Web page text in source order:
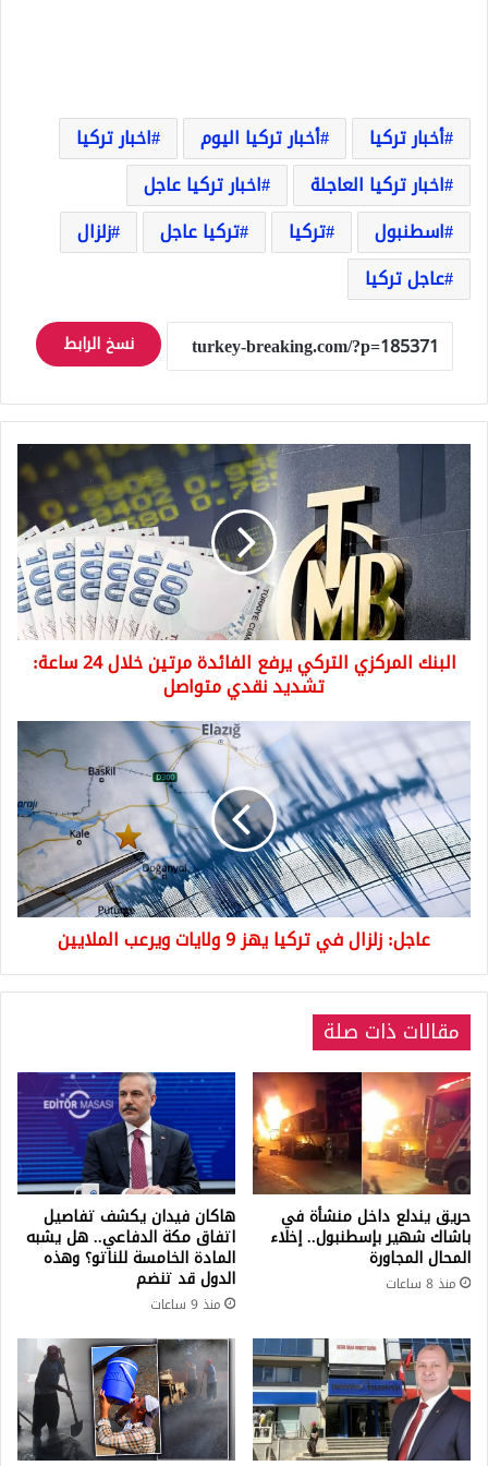
أخبار تركيا أخبار تركيا اليوم
اخبار تركيا
اخبار تركيا العاجلة
اخبار تركيا عاجل
اسطنبول
تركيا تركيا عاجل
زلزال
عاجل تركيا
نسخ الرابط
البنك
المركزي
يرفع
الفائدة
مرتين
خلال
24
ساعة:
تشديد
البنك المركزي التركي يرفع الفائدة مرتين خلال 24 ساعة:
تشديد نقدي متواصل
زلزال
تركيا
يهز
9
ولايات
ويرعب
الملايين
عاجل: زلزال في تركيا يهز 9 ولايات ويرعب الملايين
مقالات ذات صلة
حريق يندلع داخل منشأة في
باشاك شهير بإسطنبول.. إخلاء
المحال المجاورة
منذ 8 ساعات
هاكان فيدان يكشف تفاصيل
اتفاق مكة الدفاعي.. هل يشبه
المادة الخامسة للناتو؟ وهذه
الدول قد تنضم
منذ 9 ساعات